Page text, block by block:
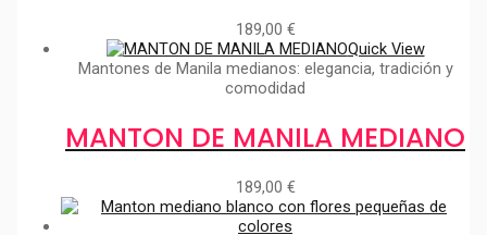
189,00 €
Quick View
Mantones de Manila medianos: elegancia, tradición y
comodidad
MANTON DE MANILA MEDIANO
189,00 €